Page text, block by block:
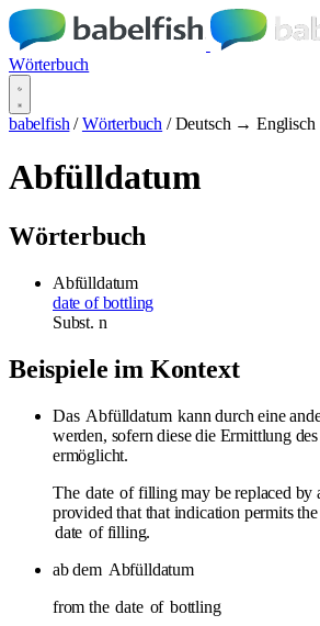
Wörterbuch
babelfish / Wörterbuch / Deutsch → Englisch
Abfülldatum
Wörterbuch
Abfülldatum
date of bottling
Subst. n
Beispiele im Kontext
Das Abfülldatum kann durch eine
werden, sofern diese die Ermittlung
ermöglicht.
The date of filling may be replaced by
provided that that indication permits
date of filling.
ab dem Abfülldatum
from the date of bottling